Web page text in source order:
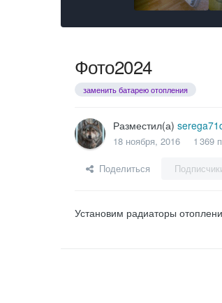
Фото2024
заменить батарею отопления
Разместил(а)
18 ноября, 2016 1 369
Поделиться
Установим радиаторы